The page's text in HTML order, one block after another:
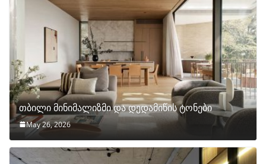
თბილი მინიმალიზმი და დედამიწის ტონები
May 26, 2026